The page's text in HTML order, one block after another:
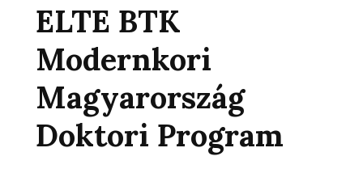
ELTE BTK
Modernkori
Magyarország
Doktori Program